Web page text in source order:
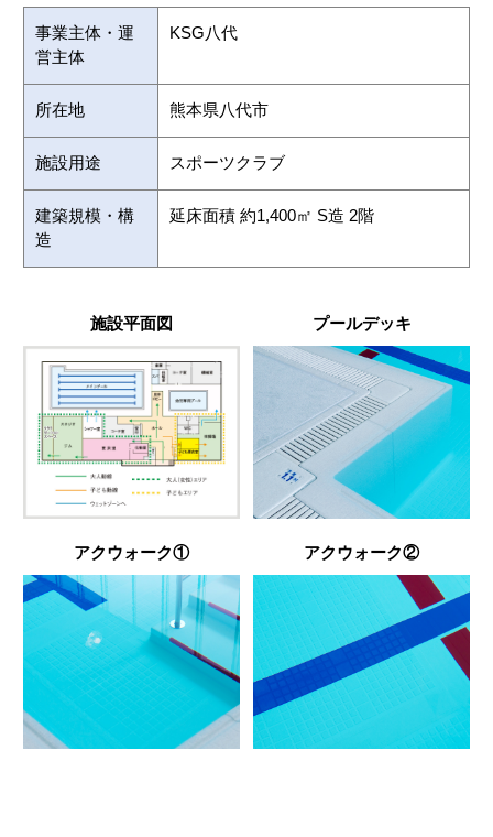
事業主体・運
営主体
KSG八代
所在地 熊本県八代市
施設用途 スポーツクラブ
建築規模・構
造
延床面積 約1,400㎡ S造 2階
施設平面図 プールデッキ
アクウォーク① アクウォーク②